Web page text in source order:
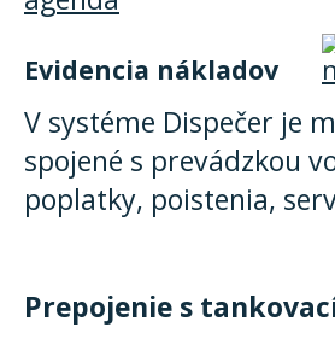
Evidencia nákladov
V systéme Dispečer je
spojené s prevádzkou
poplatky, poistenia,
Prepojenie s